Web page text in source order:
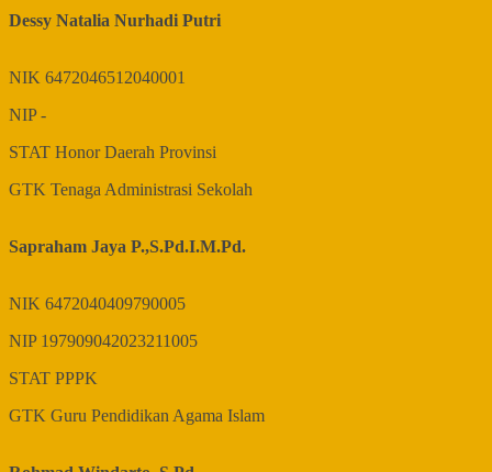
Dessy Natalia Nurhadi Putri
NIK 6472046512040001
NIP-
STAT Honor Daerah Provinsi
GTK Tenaga Administrasi Sekolah
Sapraham Jaya P.,S.Pd.I.M.Pd.
NIK 6472040409790005
NIP 197909042023211005
STAT PPPK
GTK Guru Pendidikan Agama Islam